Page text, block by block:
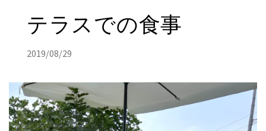
テラスでの食事
2019/08/29